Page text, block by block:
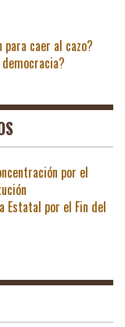
caer al cazo?
por el
Estatal por el Fin del